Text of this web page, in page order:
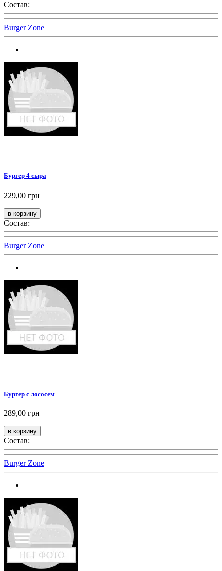
Состав:
Burger Zone
Бургер 4 сыра
229,00 грн
Состав:
Burger Zone
Бургер с лососем
289,00 грн
Состав:
Burger Zone